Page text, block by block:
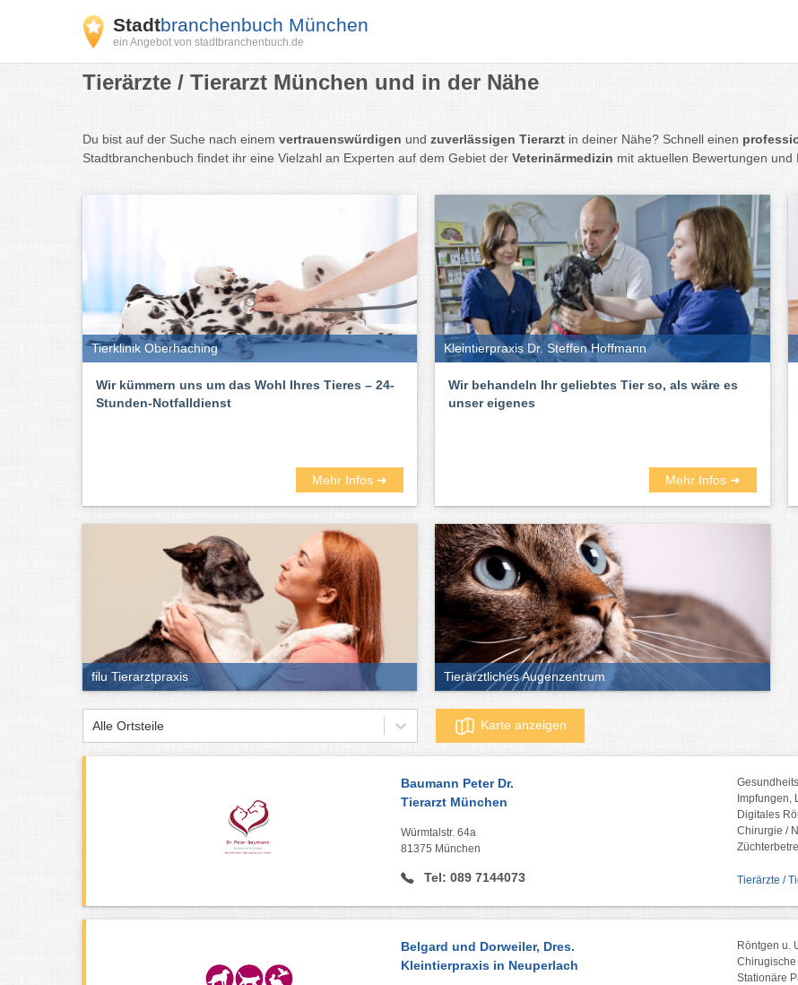
Stadtbranchenbuch München
ein Angebot von stadtbranchenbuch.de
Tierärzte / Tierarzt München und in der Nähe
Du bist auf der Suche nach einem vertrauenswürdigen und zuverlässigen Tierarzt in deiner Nähe? Schnell einen
Stadtbranchenbuch findet ihr eine Vielzahl an Experten auf dem Gebiet der Veterinärmedizin mit aktuellen Bewertungen und
Tierklinik Oberhaching
Wir kümmern uns um das Wohl Ihres Tieres – 24-
Stunden-Notfalldienst
Mehr Infos ➜
Kleintierpraxis Dr. Steffen Hoffmann
Wir behandeln Ihr geliebtes Tier so, als wäre es
unser eigenes
Mehr Infos ➜
filu Tierarztpraxis Tierärztliches Augenzentrum
Alle Ortsteile Karte anzeigen
Baumann Peter Dr.
Tierarzt München
Würmtalstr. 64a
81375 München
Tel: 089 7144073
Impfungen,
Digitales
Chirurgie /
Tierärzte /
Belgard und Dorweiler, Dres.
Kleintierpraxis in Neuperlach
Röntgen u.
Chirugische
Stationäre